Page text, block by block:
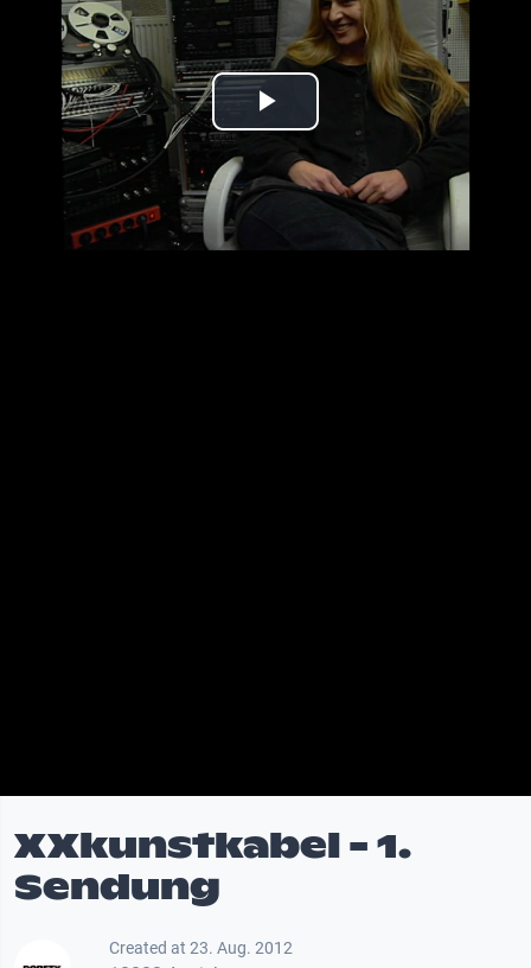
Play
Video
XXkunstkabel - 1.
Sendung
Created at 23. Aug. 2012